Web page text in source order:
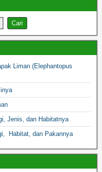
Liman (Elephantopus
Jenis, dan Habitatnya
Habitat, dan Pakannya